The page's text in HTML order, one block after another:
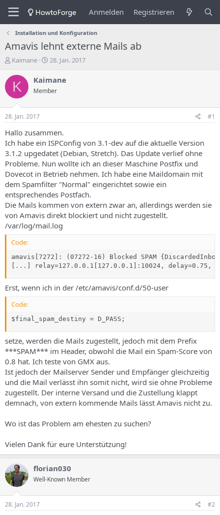
Anmelden Registrieren
Installation und Konfiguration
Amavis lehnt externe Mails ab
E
s
e
e
r
d
e
s
T
h
e
m
a
s
Kaimane
E
s
e
n
g
s
d
a
t
u
m
28. Jan. 2017
K Kaimane
Member
28. Jan. 2017 #1
Hallo zusammen.
Ich habe ein ISPConfig von 3.1-dev auf die aktuelle Version
3.1.2 upgedatet (Debian, Stretch). Das Update verlief ohne
Probleme. Nun wollte ich an dieser Maschine Postfix und
Dovecot in Betrieb nehmen. Ich habe eine Maildomain mit
dem Spamfilter "Normal" eingerichtet sowie ein
entsprechendes Postfach.
Die Mails kommen von extern zwar an, allerdings werden sie
von Amavis direkt blockiert und nicht zugestellt.
/var/log/mail.log
Code:
amavis[7272]: (07272-16) Blocked SPAM
[...] relay=127.0.0.1[127.0.0.1]:10024, delay=0.75,
Erst, wenn ich in der /etc/amavis/conf.d/50-user
Code:
$final_spam_destiny = D_PASS;
setze, werden die Mails zugestellt, jedoch mit dem Prefix
***SPAM*** im Header, obwohl die Mail ein Spam-Score von
0.8 hat. Ich teste von GMX aus.
Ist jedoch der Mailserver Sender und Empfänger gleichzeitig
und die Mail verlässt ihn somit nicht, wird sie ohne Probleme
zugestellt. Der interne Versand und die Zustellung klappt
demnach, von extern kommende Mails lässt Amavis nicht zu.
Wo ist das Problem am ehesten zu suchen?
Vielen Dank für eure Unterstützung!
florian030
Well-Known Member
28. Jan. 2017 #2